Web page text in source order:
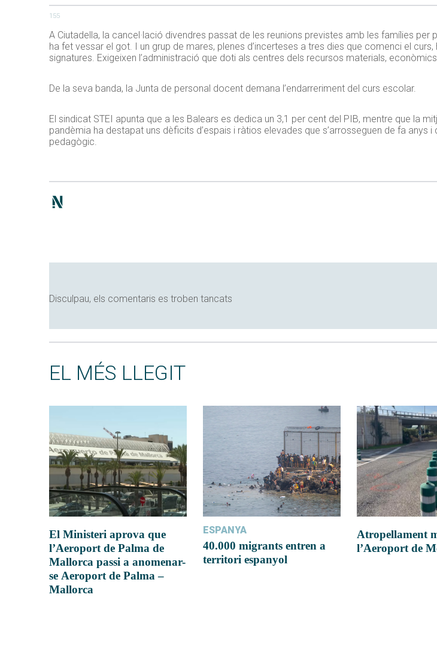
155
A Ciutadella, la cancel·lació divendres passat de les reunions previstes amb les famílies per
ha fet vessar el got. I un grup de mares, plenes d’incerteses a tres dies que comenci el
signatures. Exigeixen l’administració que doti als centres dels recursos materials,
De la seva banda, la Junta de personal docent demana l’endarreriment del curs escolar.
El sindicat STEI apunta que a les Balears es dedica un 3,1 per cent del PIB, mentre que la
pandèmia ha destapat uns dèficits d’espais i ràtios elevades que s’arrosseguen de fa
pedagògic.
Disculpau, els comentaris es troben tancats
EL MÉS LLEGIT
El Ministeri aprova que
l’Aeroport de Palma de
Mallorca passi a anomenar-
se Aeroport de Palma –
Mallorca
ESPANYA
40.000 migrants entren a
territori espanyol
Atropellament
l’Aeroport de